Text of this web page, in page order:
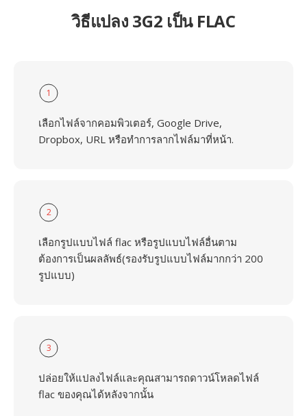
วิธีแปลง 3G2 เป็น FLAC
1
เลือกไฟล์จากคอมพิวเตอร์, Google Drive,
Dropbox, URL หรือทำการลากไฟล์มาที่หน้า.
2
เลือกรูปแบบไฟล์ flac หรือรูปแบบไฟล์อื่นตาม
ต้องการเป็นผลลัพธ์(รองรับรูปแบบไฟล์มากกว่า 200
รูปแบบ)
3
ปล่อยให้แปลงไฟล์และคุณสามารถดาวน์โหลดไฟล์
flac ของคุณได้หลังจากนั้น